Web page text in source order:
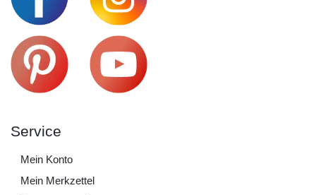
Service
Mein Konto
Mein Merkzettel